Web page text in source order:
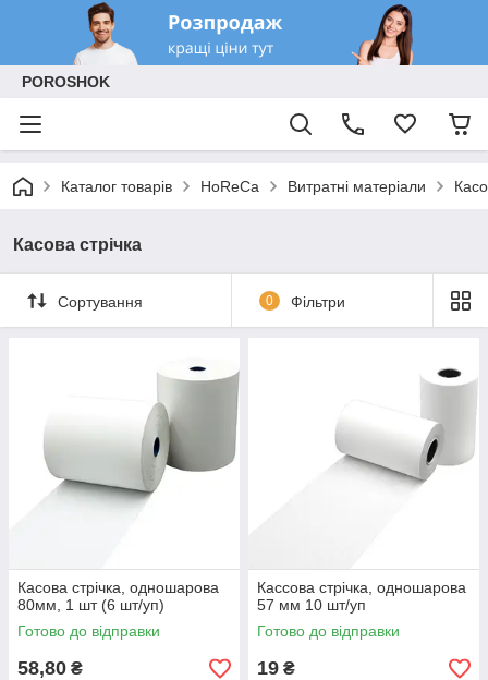
POROSHOK
Каталог товарів HoReCa Витратні матеріали
Касова стрічка
Сортування 0 Фільтри
Касова стрічка, одношарова
80мм, 1 шт (6 шт/уп)
Готово до відправки
58,80 ₴
Кассова стрічка, одношарова
57 мм 10 шт/уп
Готово до відправки
19 ₴